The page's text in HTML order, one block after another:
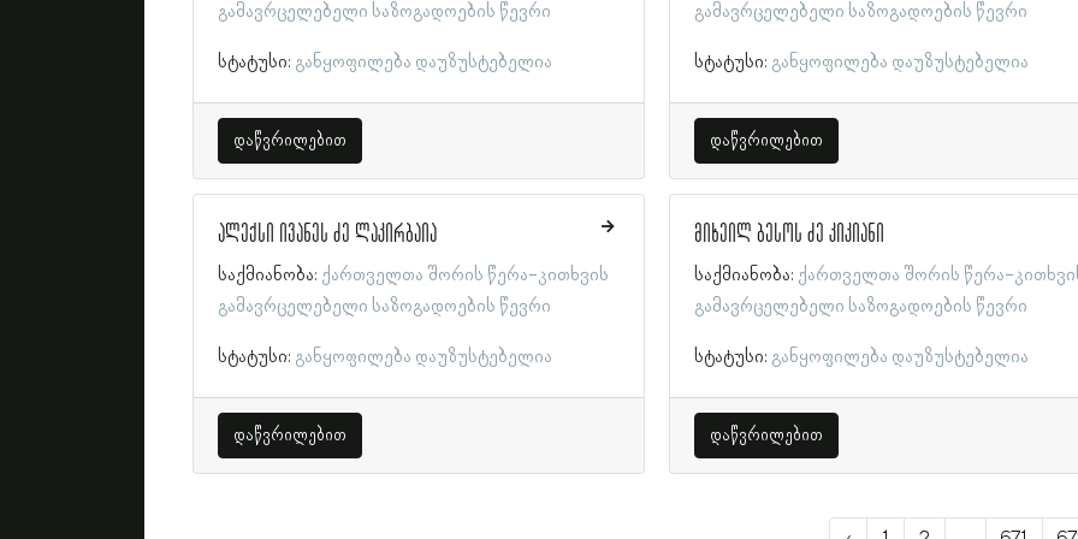
გამავრცელებელი საზოგადოების წევრი
სტატუსი: განყოფილება დაუზუსტებელია
დაწვრილებით
ალექსი ივანეს ძე ლაკირბაია
საქმიანობა: ქართველთა შორის წერა-კითხვის
გამავრცელებელი საზოგადოების წევრი
სტატუსი: განყოფილება დაუზუსტებელია
დაწვრილებით
გამავრცელებელი საზოგადოების წევრი
სტატუსი: განყოფილება დაუზუსტებელია
დაწვრილებით
მიხეილ ბესოს ძე კიკიანი
საქმიანობა: ქართველთა შორის წერა-
გამავრცელებელი საზოგადოების წევრი
სტატუსი: განყოფილება დაუზუსტებელია
დაწვრილებით